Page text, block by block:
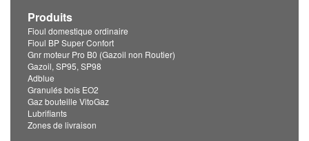
Produits
Fioul domestique ordinaire
Fioul BP Super Confort
Gnr moteur Pro B0 (Gazoil non Routier)
Gazoil, SP95, SP98
Adblue
Granulés bois EO2
Gaz bouteille VitoGaz
Lubrifiants
Zones de livraison